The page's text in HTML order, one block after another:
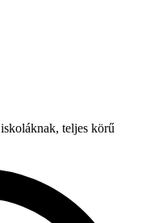
teljes körű